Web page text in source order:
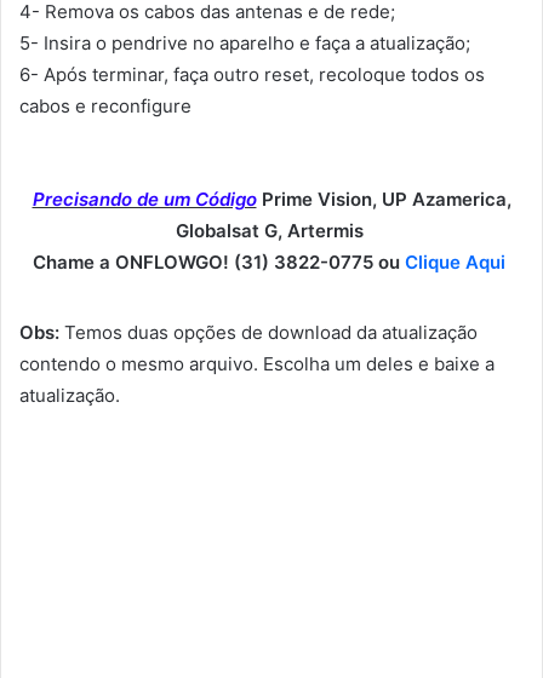
4- Remova os cabos das antenas e de rede;
5- Insira o pendrive no aparelho e faça a atualização;
6- Após terminar, faça outro reset, recoloque todos os
cabos e reconfigure
Precisando de um Código Prime Vision, UP Azamerica,
Globalsat G, Artermis
Chame a ONFLOWGO! (31) 3822-0775 ou Clique Aqui
Obs: Temos duas opções de download da atualização
contendo o mesmo arquivo. Escolha um deles e baixe a
atualização.